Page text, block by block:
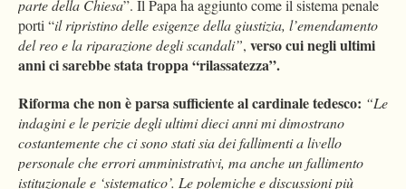
parte della Chiesa”. Il Papa ha aggiunto come il sistema penale
porti “il ripristino delle esigenze della giustizia, l’emendamento
del reo e la riparazione degli scandali”, verso cui negli ultimi
anni ci sarebbe stata troppa “rilassatezza”.
Riforma che non è parsa sufficiente al cardinale tedesco: “Le
indagini e le perizie degli ultimi dieci anni mi dimostrano
costantemente che ci sono stati sia dei fallimenti a livello
personale che errori amministrativi, ma anche un fallimento
istituzionale e ‘sistematico’. Le polemiche e discussioni più